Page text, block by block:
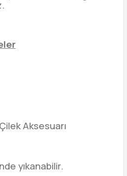
Aksesuarı
yıkanabilir.